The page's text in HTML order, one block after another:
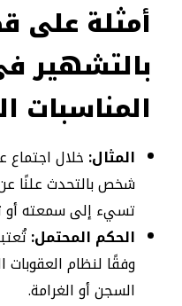
أمثلة على
بالتشهير
المناسبات
المثال: خلال اجتماع
شخص بالتحدث علنًا
تسيء إلى سمعته أو
الحكم المحتمل:
وفقًا لنظام العقوبات
السجن أو الغرامة.